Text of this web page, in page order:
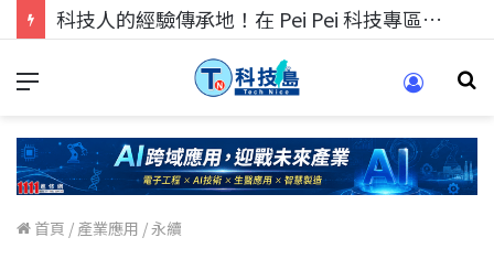
科技人找工作，就到TECH+ 科技專區!
首頁 / 產業應用 /永續